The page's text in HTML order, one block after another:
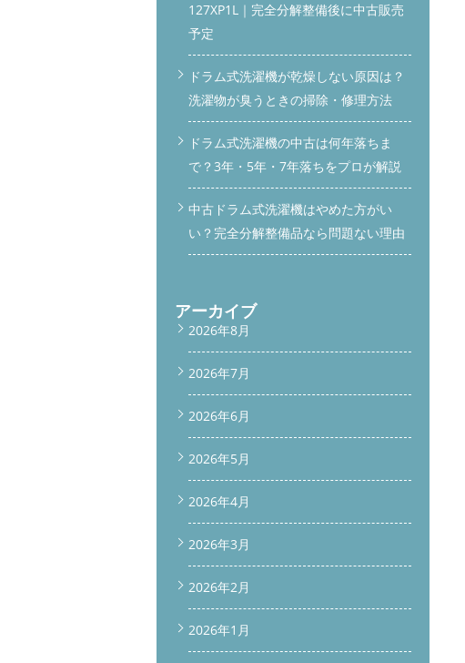
127XP1L｜完全分解整備後に中古販売
予定
ドラム式洗濯機が乾燥しない原因は？
洗濯物が臭うときの掃除・修理方法
ドラム式洗濯機の中古は何年落ちま
で？3年・5年・7年落ちをプロが解説
中古ドラム式洗濯機はやめた方がい
い？完全分解整備品なら問題ない理由
アーカイブ
2026年8月
2026年7月
2026年6月
2026年5月
2026年4月
2026年3月
2026年2月
2026年1月